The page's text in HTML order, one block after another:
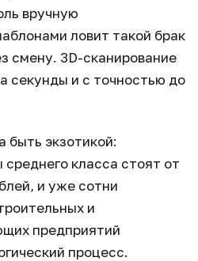
вручную
ловит такой брак
смену. 3D-сканирование
секунды и с точностью до
быть экзотикой:
класса стоят от
и уже сотни
и
предприятий
процесс.